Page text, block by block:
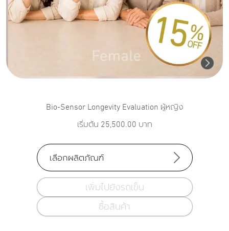
Bio-Sensor Longevity Evaluation ผู้หญิง
เริ่มต้น 25,500.00 บาท
เลือกผลิตภัณฑ์
เพิ่มไปยังรถเข็น
ซื้อสินค้า